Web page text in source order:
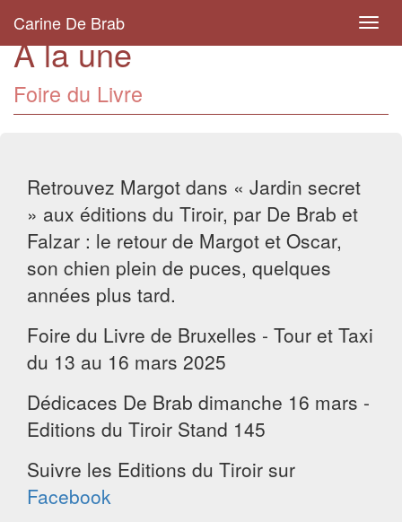
Carine De Brab
A la une
Foire du Livre
Retrouvez Margot dans « Jardin secret
» aux éditions du Tiroir, par De Brab et
Falzar : le retour de Margot et Oscar,
son chien plein de puces, quelques
années plus tard.
Foire du Livre de Bruxelles - Tour et Taxi
du 13 au 16 mars 2025
Dédicaces De Brab dimanche 16 mars -
Editions du Tiroir Stand 145
Suivre les Editions du Tiroir sur
Facebook